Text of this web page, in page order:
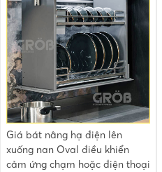
Giá bát nâng hạ điện lên
xuống nan Oval điều khiển
cảm ứng chạm hoặc điện thoại